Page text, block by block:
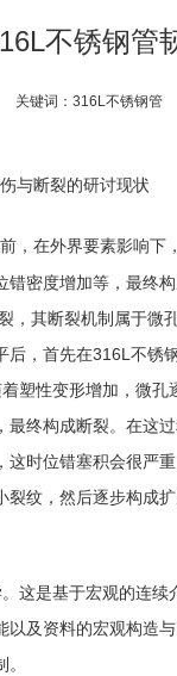
不锈钢管
关键词：316L不锈钢管
与断裂的研讨现状
，在外界要素影响下
错密度增加等，最终
，其断裂机制属于微
后，首先在316L不锈
塑性变形增加，微
最终构成断裂。在这
这时位错塞积会很严
裂纹，然后逐步构成
。这是基于宏观的连
以及资料的宏观构造